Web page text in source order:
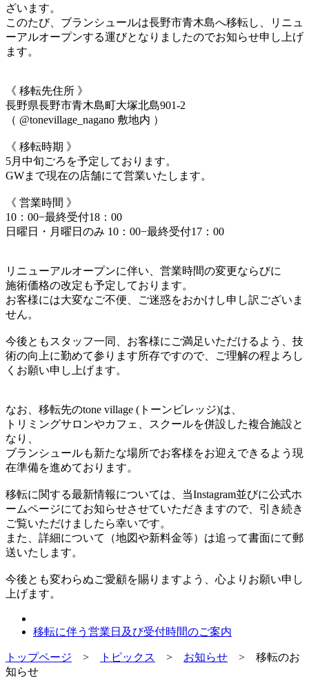
ざいます。
このたび、ブランシュールは長野市青木島へ移転し、リニュ
ーアルオープンする運びとなりましたのでお知らせ申し上げ
ます。
《 移転先住所 》
長野県長野市青木島町大塚北島901-2
（ @tonevillage_nagano 敷地内 ）
《 移転時期 》
5月中旬ごろを予定しております。
GWまで現在の店舗にて営業いたします。
《 営業時間 》
10：00−最終受付18：00
日曜日・月曜日のみ 10：00−最終受付17：00
リニューアルオープンに伴い、営業時間の変更ならびに
施術価格の改定も予定しております。
お客様には大変なご不便、ご迷惑をおかけし申し訳ございま
せん。
今後ともスタッフ一同、お客様にご満足いただけるよう、技
術の向上に勤めて参ります所存ですので、ご理解の程よろし
くお願い申し上げます。
なお、移転先のtone village (トーンビレッジ)は、
トリミングサロンやカフェ、スクールを併設した複合施設と
なり、
ブランシュールも新たな場所でお客様をお迎えできるよう現
在準備を進めております。
移転に関する最新情報については、当Instagram並びに公式ホ
ームページにてお知らせさせていただきますので、引き続き
ご覧いただけましたら幸いです。
また、詳細について（地図や新料金等）は追って書面にて郵
送いたします。
今後とも変わらぬご愛顧を賜りますよう、心よりお願い申し
上げます。
移転に伴う営業日及び受付時間のご案内
トップページ > トピックス > お知らせ > 移転のお
知らせ